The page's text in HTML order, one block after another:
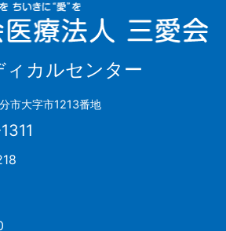
ィカルセンター
市大字市1213番地